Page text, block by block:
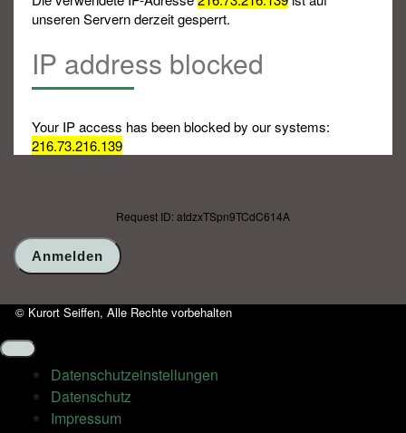
unseren Servern derzeit gesperrt.
IP address blocked
Your IP access has been blocked by our systems:
216.73.216.139
Request ID: atdzxTSpn9TCdC614A
© Kurort Seiffen, Alle Rechte vorbehalten
Datenschutz­einstellungen
Datenschutz
Impressum